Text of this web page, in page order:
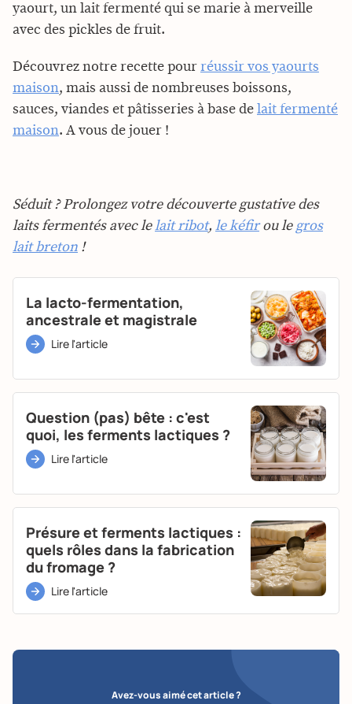
yaourt, un lait fermenté qui se marie à merveille
avec des pickles de fruit.
Découvrez notre recette pour réussir vos yaourts
maison, mais aussi de nombreuses boissons,
sauces, viandes et pâtisseries à base de lait fermenté
maison. A vous de jouer !
Séduit ? Prolongez votre découverte gustative des
laits fermentés avec lelait ribot, le kéfirou le gros
lait breton !
La lacto-fermentation,
ancestrale et magistrale
Lire l'article
Question (pas) bête : c'est
quoi, les ferments lactiques ?
Lire l'article
Présure et ferments lactiques :
quels rôles dans la fabrication
du fromage ?
Lire l'article
Avez-vous aimé cet article ?